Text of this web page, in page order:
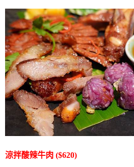
涼拌酸辣牛肉 ($620)